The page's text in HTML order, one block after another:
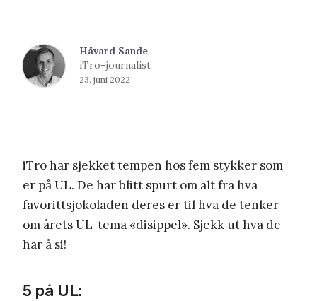
Håvard Sande
iTro-journalist
23. juni 2022
iTro har sjekket tempen hos fem stykker som
er på UL. De har blitt spurt om alt fra hva
favorittsjokoladen deres er til hva de tenker
om årets UL-tema «disippel». Sjekk ut hva de
har å si!
5 på UL: